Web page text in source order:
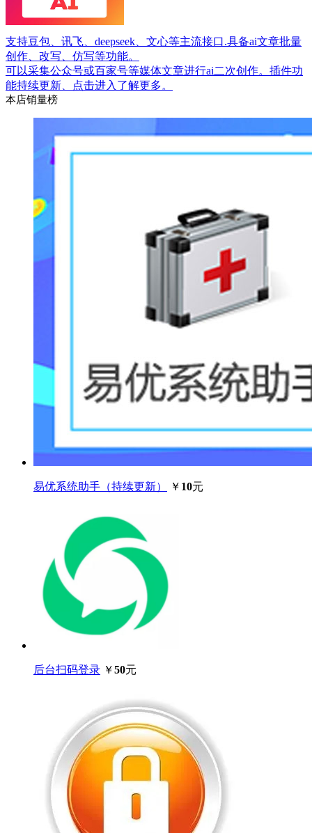
支持豆包、讯飞、deepseek、文心等主流接口.具备ai文章批量
创作、改写、仿写等功能。
可以采集公众号或百家号等媒体文章进行ai二次创作。插件功
能持续更新、点击进入了解更多。
本店销量榜
易优系统助手（持续更新） ￥ 10元
后台扫码登录 ￥50元